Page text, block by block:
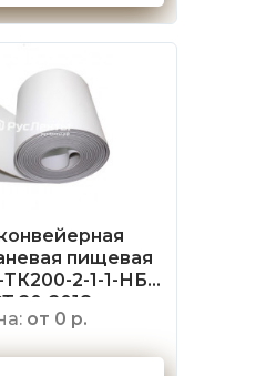
пищевая
2-1-1-НБ
20-2018
от 0 р.